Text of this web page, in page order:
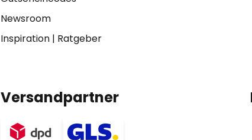
Newsroom
Inspiration| Ratgeber
Versandpartner